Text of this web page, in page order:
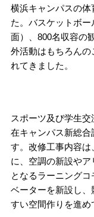
横浜キャンパスの体
た。バスケットボ
面）、800名収容の
外活動はもちろんの
れてきました。
スポーツ及び学生
在キャンパス新総合
す。改修工事内容
に、空調の新設や
となるラーニング
ベーターを新設し
すい空間作りを進め